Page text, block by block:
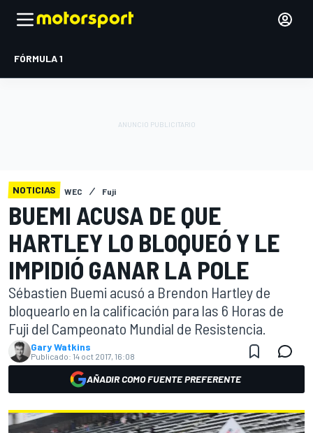
FÓRMULA 1
NOTICIAS WEC Fuji
BUEMI ACUSA DE QUE
HARTLEY LO BLOQUEÓ Y LE
IMPIDIÓ GANAR LA POLE
Sébastien Buemi acusó a Brendon Hartley de
bloquearlo en la calificación para las 6 Horas de
Fuji del Campeonato Mundial de Resistencia.
Gary Watkins
Publicado: 14 oct 2017, 16:08
AÑADIR COMO FUENTE PREFERENTE